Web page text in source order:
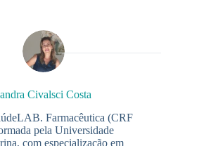
Civalsci Costa
Farmacêutica (CRF
pela Universidade
com especialização em